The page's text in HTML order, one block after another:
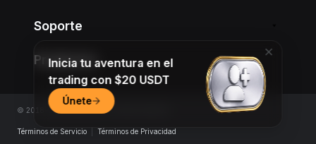
Soporte
Productos
© 2018-2026 Bybit.com. All rights reserved.
Términos de Servicio Términos de Privacidad
Inicia tu aventura en el
trading con $20 USDT
Únete